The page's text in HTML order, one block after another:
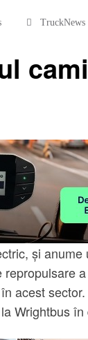
TruckNews
și anume
acest
Wrightbus în